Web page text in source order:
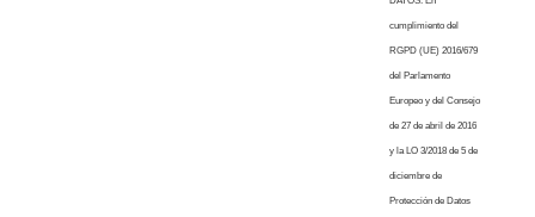
cumplimiento del
RGPD (UE) 2016/679
del Parlamento
Europeo y del Consejo
de 27 de abril de 2016
y la LO 3/2018 de 5 de
diciembre de
Protección de Datos